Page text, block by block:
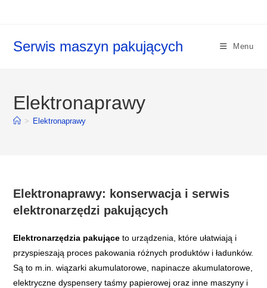
Serwis maszyn pakujących Menu
Elektronaprawy
> Elektronaprawy
Elektronaprawy: konserwacja i serwis
elektronarzędzi pakujących
Elektronarzędzia pakujące to urządzenia, które ułatwiają i
przyspieszają proces pakowania różnych produktów i ładunków.
Są to m.in. wiązarki akumulatorowe, napinacze akumulatorowe,
elektryczne dyspensery taśmy papierowej oraz inne maszyny i